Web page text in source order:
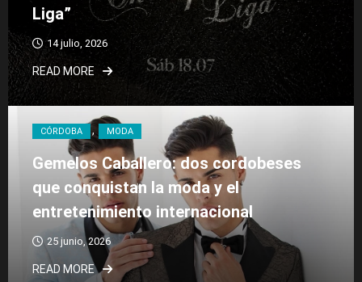
Liga”
14 julio, 2026
READ MORE
CÓRDOBA MODA
Gemelos Caballero: dos cordobeses
que conquistan la moda y el
entretenimiento internacional
25 junio, 2026
READ MORE